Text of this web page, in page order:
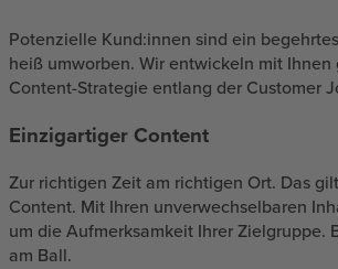
Potenzielle Kund:innen sind ein
heiß umworben. Wir entwickeln mit Ihnen
Content-Strategie entlang der Customer
Einzigartiger Content
Zur richtigen Zeit am richtigen Ort. Das
Content. Mit Ihren unverwechselbaren
um die Aufmerksamkeit Ihrer Zielgruppe.
am Ball.